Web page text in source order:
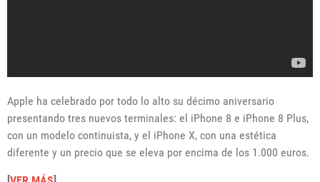
Apple ha celebrado por todo lo alto su décimo aniversario
presentando tres nuevos terminales: el iPhone 8 e iPhone 8 Plus,
con un modelo continuista, y el iPhone X, con una estética
diferente y un precio que se eleva por encima de los 1.000 euros.